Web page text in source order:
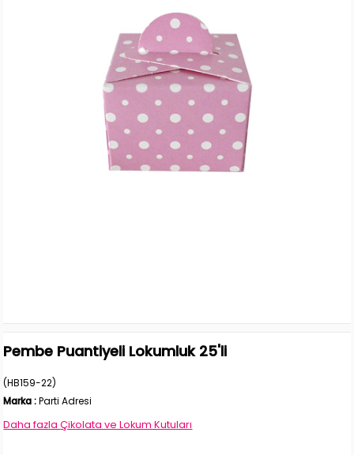
Pembe Puantiyeli Lokumluk 25'li
(HB159-22)
Marka : Parti Adresi
Daha fazlaÇikolata ve Lokum Kutuları